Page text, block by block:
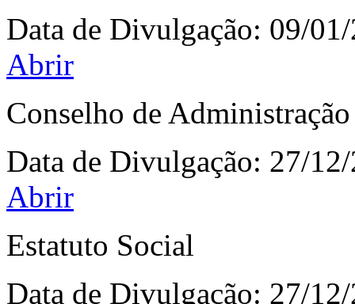
Data de Divulgação: 09/
Abrir
Conselho de Administração
Data de Divulgação: 27/
Abrir
Estatuto Social
Data de Divulgação: 27/